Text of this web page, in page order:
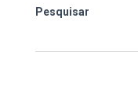
Pesquisar